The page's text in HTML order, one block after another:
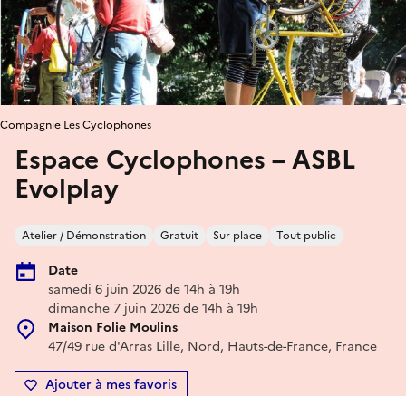
Espace Cyclophones – ASBL
Evolplay
Atelier / Démonstration Gratuit Sur place Tout public
Date
samedi 6 juin 2026 de 14h à 19h
dimanche 7 juin 2026 de 14h à 19h
Maison Folie Moulins
47/49 rue d'Arras Lille, Nord, Hauts-de-France, France
Ajouter à mes favoris
Compagnie Les Cyclophones